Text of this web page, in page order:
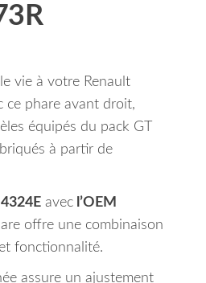
vie à votre Renault
ce phare avant droit,
équipés du pack GT
à partir de
avec l’OEM
offre une combinaison
fonctionnalité.
assure un ajustement